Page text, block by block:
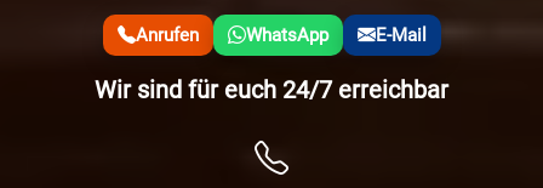
Anrufen WhatsApp E-Mail
Wir sind für euch 24/7 erreichbar